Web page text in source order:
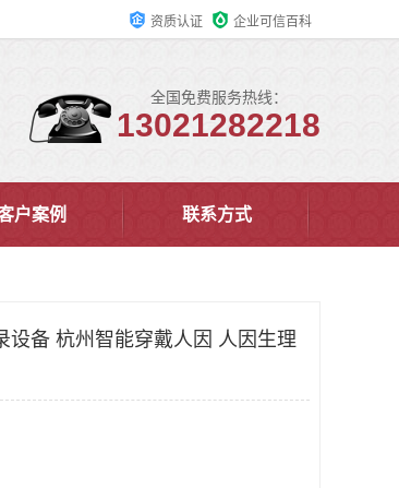
资质认证 企业可信百科
全国免费服务热线：
13021282218
户案例 联系方式
设备 杭州智能穿戴人因 人因生理